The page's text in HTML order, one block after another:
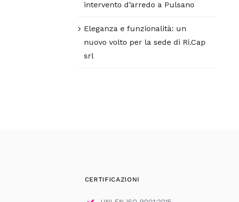
intervento d’arredo a Pulsano
Eleganza e funzionalità: un
nuovo volto per la sede di Ri.Cap
srl
CERTIFICAZIONI